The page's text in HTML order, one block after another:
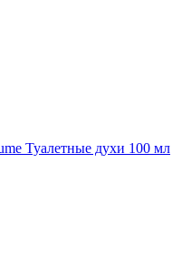
Туалетные духи 100 мл